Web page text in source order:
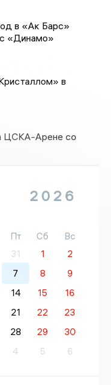
в «Ак Барс»
с «Динамо»
в
ЦСКА-Арене со
2026
Пт Сб
Вс
31 1
2
7 8
9
14 15
16
21 22
23
28 29
30
4 5 6